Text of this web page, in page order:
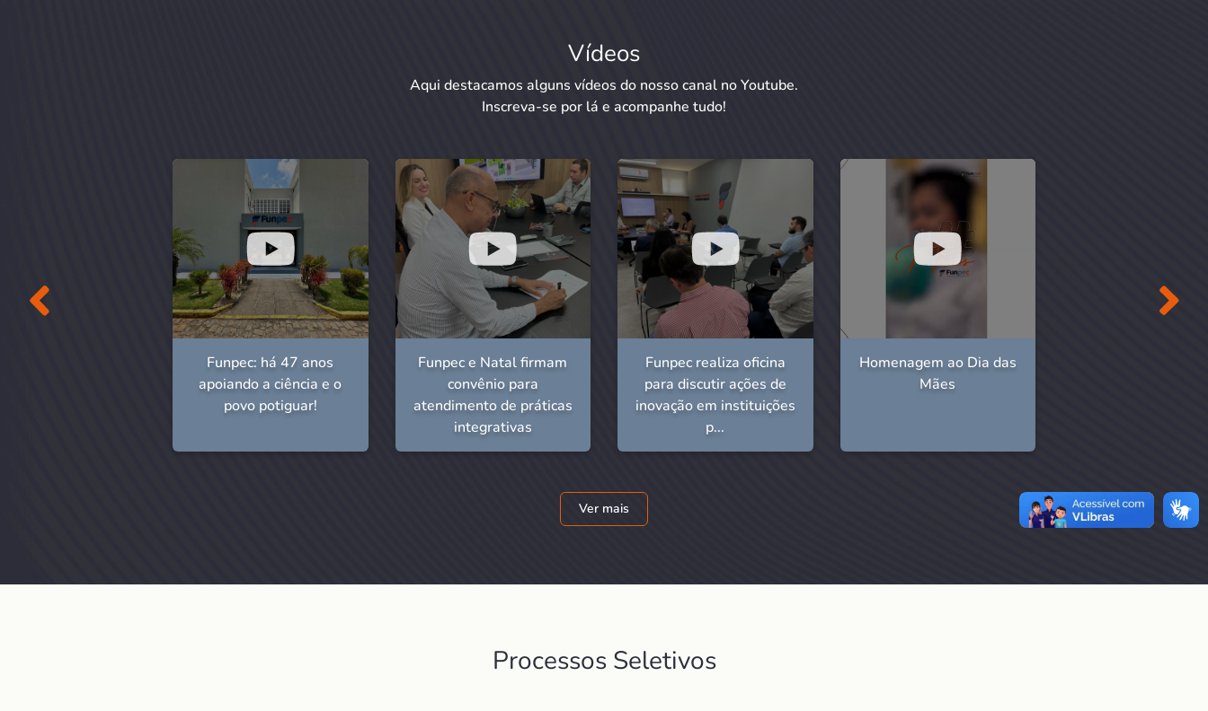
Vídeos
Aqui destacamos alguns vídeos do nosso canal no Youtube.
Inscreva-se por lá e acompanhe tudo!
Funpec: há 47 anos
apoiando a ciência e o
povo potiguar!
Funpec e Natal firmam
convênio para
atendimento de práticas
integrativas
Funpec realiza oficina
para discutir ações de
inovação em instituições
p...
Homenagem ao Dia das
Mães
Ver mais
Processos Seletivos